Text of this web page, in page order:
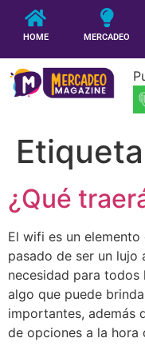
HOME MERCADEO
¿Qué
El wifi es un
pasado de ser un lujo
necesidad para todos
algo que puede
importantes, además
de opciones a la